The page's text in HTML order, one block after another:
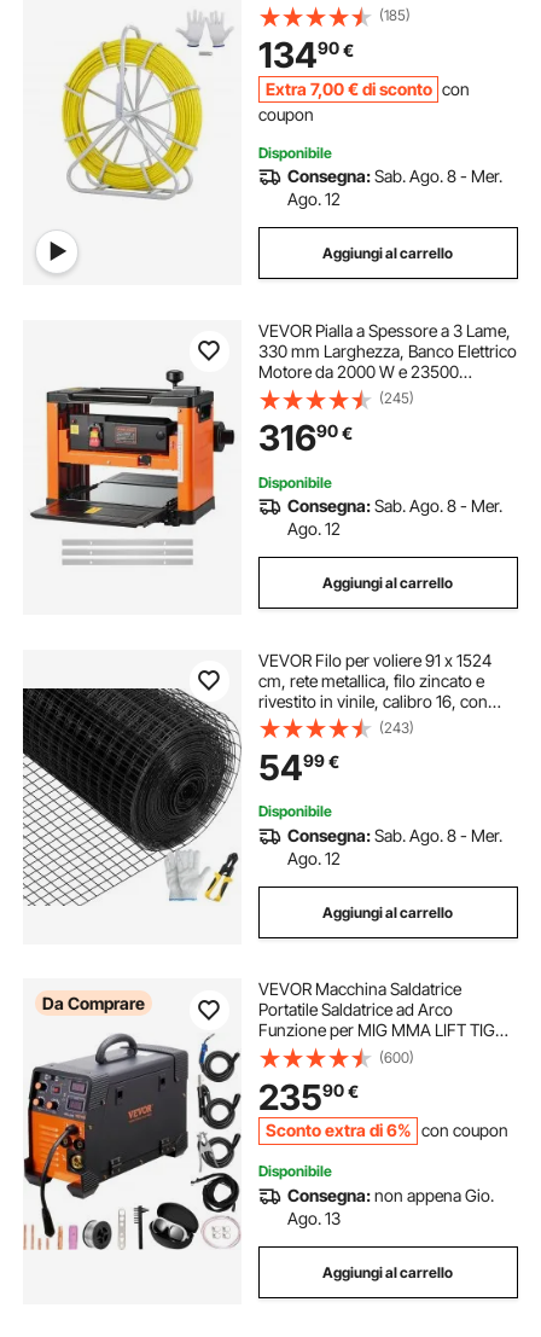
Canne da Condotto, Asta per Cavi
con Supporto per Mulinello in
Acciaio, 3 Teste di Trazione
(185)
13490€
Extra 7,00 €di sconto con
coupon
Disponibile
Consegna:Sab. Ago. 8 - Mer.
Ago. 12
Aggiungi al carrello
VEVOR Pialla a Spessore a 3 Lame,
330 mm Larghezza, Banco Elettrico
Motore da 2000 W e 23500
Giri/min, Doppi Rulli, Protezione
Eccessiva, a Velocità Singola, per
Legno Duro e Tenero
(245)
31690€
Disponibile
Consegna:Sab. Ago. 8 - Mer.
Ago. 12
Aggiungi al carrello
VEVOR Filo per voliere 91 x 1524
cm, rete metallica, filo zincato e
rivestito in vinile, calibro 16, con
pinze da taglio, per recinzioni da
giardino e recinti per animali
domestici
(243)
5499€
Disponibile
Consegna:Sab. Ago. 8 - Mer.
Ago. 12
Aggiungi al carrello
Da Comprare
VEVOR Macchina Saldatrice
Portatile Saldatrice ad Arco
Funzione per MIG MMA LIFT TIG
Corrente tra 50-250 A, Saldatrice
Portatile Spessore del Filo,
Saldatrice ad Arco Portatile 8,4kg
(600)
23590€
Sconto extra di 6% con coupon
Disponibile
Consegna:non appena Gio.
Ago. 13
Aggiungi al carrello